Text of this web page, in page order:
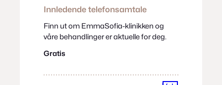
Innledende telefonsamtale
Finn ut om EmmaSofia-klinikken og
våre behandlinger er aktuelle for deg.
Gratis